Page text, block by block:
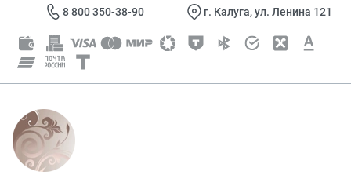
8 800 350-38-90 г. Калуга, ул. Ленина 121